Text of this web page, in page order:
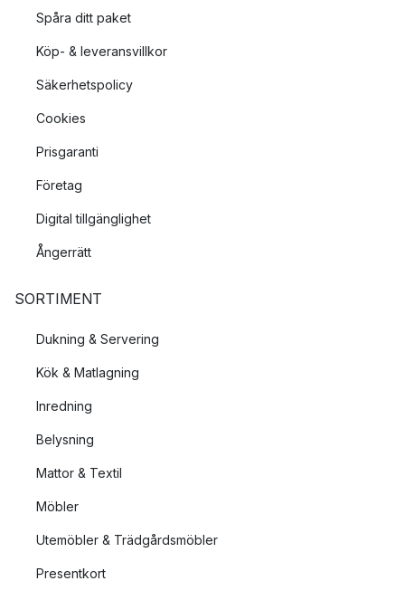
Spåra ditt paket
Köp- & leveransvillkor
Säkerhetspolicy
Cookies
Prisgaranti
Företag
Digital tillgänglighet
Ångerrätt
SORTIMENT
Dukning & Servering
Kök & Matlagning
Inredning
Belysning
Mattor & Textil
Möbler
Utemöbler & Trädgårdsmöbler
Presentkort